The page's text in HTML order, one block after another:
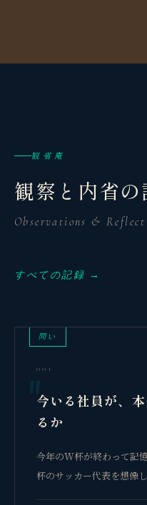
観省庵
観察と内省の
Observations &
すべての記録 →
問い
001
今いる社員が、
るか
今年のW杯が終わって記
杯のサッカー代表を想像